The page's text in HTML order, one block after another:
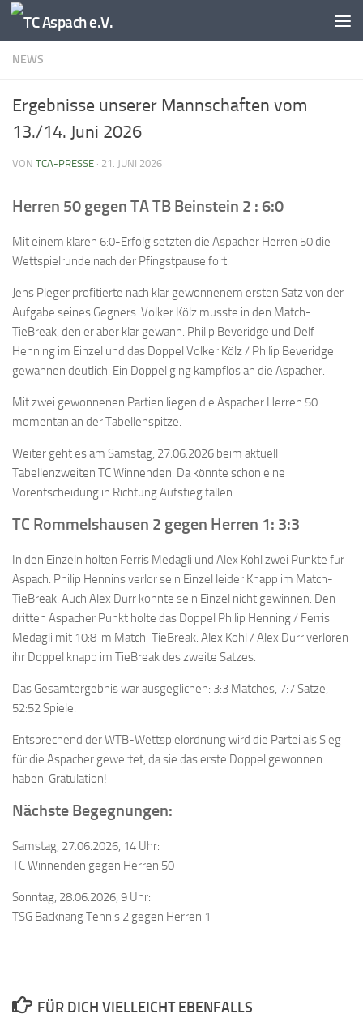
Zum Inhalt springen
NEWS
Ergebnisse unserer Mannschaften vom
13./14. Juni 2026
VON TCA-PRESSE · 21. JUNI 2026
Herren 50 gegen TA TB Beinstein 2 : 6:0
Mit einem klaren 6:0-Erfolg setzten die Aspacher Herren 50 die
Wettspielrunde nach der Pfingstpause fort.
Jens Pleger profitierte nach klar gewonnenem ersten Satz von der
Aufgabe seines Gegners. Volker Kölz musste in den Match-
TieBreak, den er aber klar gewann. Philip Beveridge und Delf
Henning im Einzel und das Doppel Volker Kölz / Philip Beveridge
gewannen deutlich. Ein Doppel ging kampflos an die Aspacher.
Mit zwei gewonnenen Partien liegen die Aspacher Herren 50
momentan an der Tabellenspitze.
Weiter geht es am Samstag, 27.06.2026 beim aktuell
Tabellenzweiten TC Winnenden. Da könnte schon eine
Vorentscheidung in Richtung Aufstieg fallen.
TC Rommelshausen 2 gegen Herren 1: 3:3
In den Einzeln holten Ferris Medagli und Alex Kohl zwei Punkte für
Aspach. Philip Hennins verlor sein Einzel leider Knapp im Match-
TieBreak. Auch Alex Dürr konnte sein Einzel nicht gewinnen. Den
dritten Aspacher Punkt holte das Doppel Philip Henning / Ferris
Medagli mit 10:8 im Match-TieBreak. Alex Kohl / Alex Dürr verloren
ihr Doppel knapp im TieBreak des zweite Satzes.
Das Gesamtergebnis war ausgeglichen: 3:3 Matches, 7:7 Sätze,
52:52 Spiele.
Entsprechend der WTB-Wettspielordnung wird die Partei als Sieg
für die Aspacher gewertet, da sie das erste Doppel gewonnen
haben. Gratulation!
Nächste Begegnungen:
Samstag, 27.06.2026, 14 Uhr:
TC Winnenden gegen Herren 50
Sonntag, 28.06.2026, 9 Uhr:
TSG Backnang Tennis 2 gegen Herren 1
FÜR DICH VIELLEICHT EBENFALLS